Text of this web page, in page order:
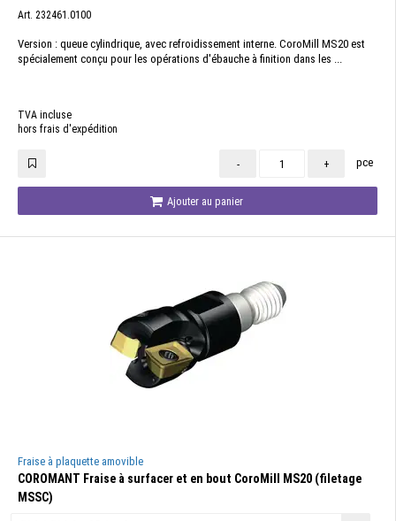
Art. 232461.0100
Version : queue cylindrique, avec refroidissement interne. CoroMill MS20 est
spécialement conçu pour les opérations d'ébauche à finition dans les ...
TVA incluse
hors frais d'expédition
- + pce
Ajouter au panier
Fraise à plaquette amovible
COROMANT Fraise à surfacer et en bout CoroMill MS20 (filetage
MSSC)